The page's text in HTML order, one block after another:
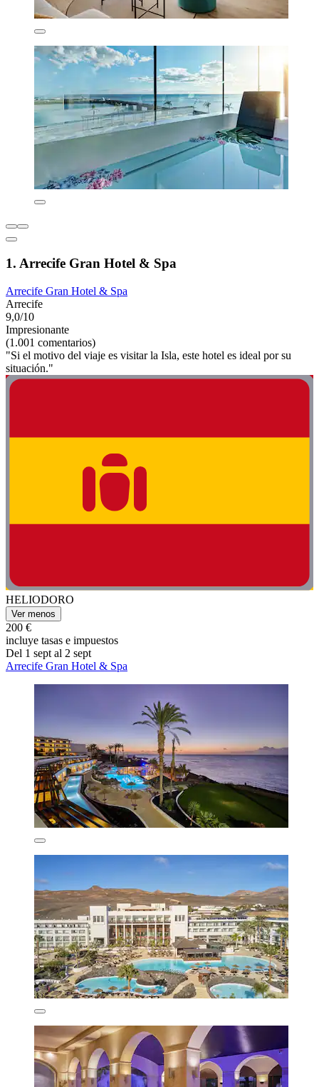
1. Arrecife Gran Hotel & Spa
Arrecife Gran Hotel & Spa
Arrecife
9,0/10
Impresionante
(1.001 comentarios)
"Si el motivo del viaje es visitar la Isla, este hotel es ideal por su
situación."
HELIODORO
Ver menos
200 €
incluye tasas e impuestos
Del 1 sept al 2 sept
Arrecife Gran Hotel & Spa